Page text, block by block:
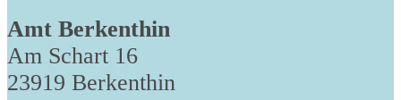
Amt Berkenthin
Am Schart 16
23919 Berkenthin